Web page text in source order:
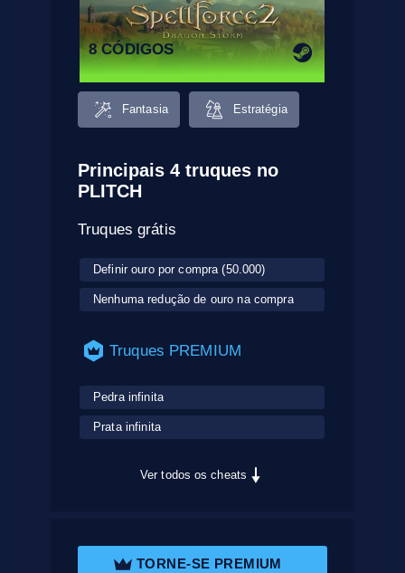
8 CÓDIGOS
Fantasia Estratégia
Principais 4 truques no
PLITCH
Truques grátis
Definir ouro por compra (50.000)
Nenhuma redução de ouro na compra
Truques PREMIUM
Pedra infinita
Prata infinita
Ver todos os cheats
TORNE-SE PREMIUM